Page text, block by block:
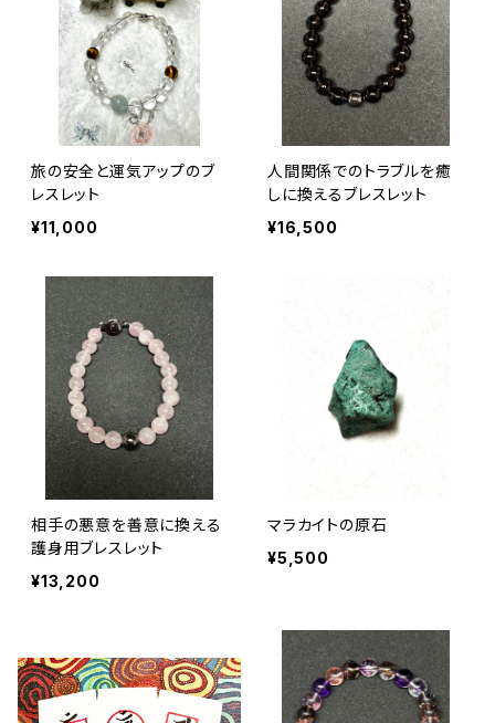
旅の安全と運気アップのブ
レスレット
¥11,000
人間関係でのトラブルを癒
しに換えるブレスレット
¥16,500
相手の悪意を善意に換える
護身用ブレスレット
¥13,200
マラカイトの原石
¥5,500